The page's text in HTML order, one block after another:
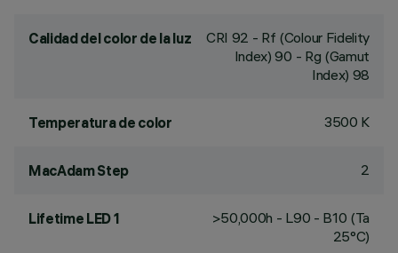
Calidad del color de la luz CRI 92 - Rf (Colour Fidelity
Index) 90 - Rg (Gamut
Index) 98
Temperatura de color 3500 K
MacAdam Step 2
Lifetime LED 1
>50,000h - L90 - B10 (Ta
25°C)